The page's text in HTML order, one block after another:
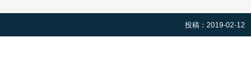
投稿：2019-02-12